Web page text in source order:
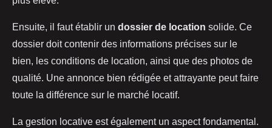
Ensuite, il faut établir un dossier de location solide. Ce
dossier doit contenir des informations précises sur le
bien, les conditions de location, ainsi que des photos de
qualité. Une annonce bien rédigée et attrayante peut faire
toute la différence sur le marché locatif.
La gestion locative est également un aspect fondamental.